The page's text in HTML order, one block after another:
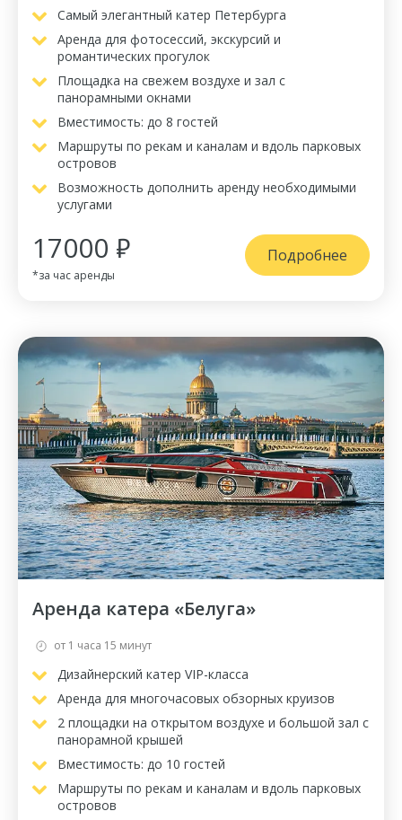
Самый элегантный катер Петербурга
Аренда для фотосессий, экскурсий и
романтических прогулок
Площадка на свежем воздухе и зал с
панорамными окнами
Вместимость: до 8 гостей
Маршруты по рекам и каналам и вдоль парковых
островов
Возможность дополнить аренду необходимыми
услугами
17000 ₽
*за час аренды
Подробнее
Аренда катера «Белуга»
от 1 часа 15 минут
Дизайнерский катер VIP-класса
Аренда для многочасовых обзорных круизов
2 площадки на открытом воздухе и большой зал с
панорамной крышей
Вместимость: до 10 гостей
Маршруты по рекам и каналам и вдоль парковых
островов